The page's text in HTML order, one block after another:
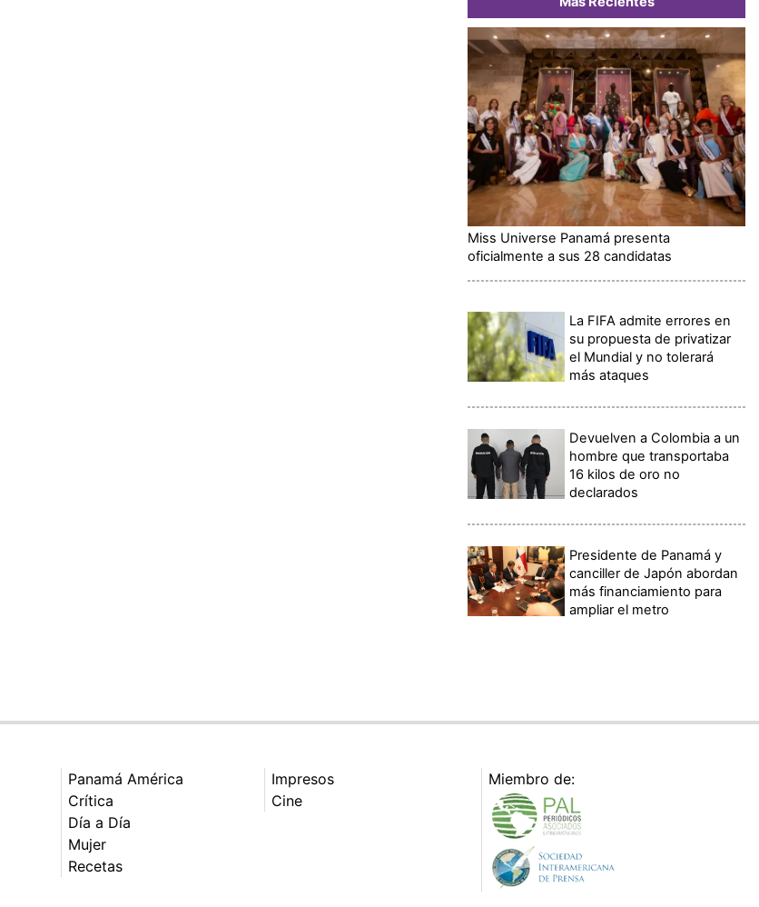
Miss Universe Panamá presenta
oficialmente a sus 28 candidatas
La FIFA admite errores en
su propuesta de privatizar
el Mundial y no tolerará
más ataques
Devuelven a Colombia a un
hombre que transportaba
16 kilos de oro no
declarados
Presidente de Panamá y
canciller de Japón abordan
más financiamiento para
ampliar el metro
Panamá América
Crítica
Día a Día
Mujer
Recetas
Impresos
Cine
Miembro de: